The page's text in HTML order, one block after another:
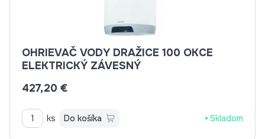
OHRIEVAČ VODY DRAŽICE 100 OKCE
ELEKTRICKÝ ZÁVESNÝ
427,20 €
ks Do košíka Skladom